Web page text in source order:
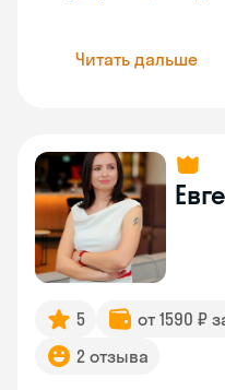
Читать дальше
5 от 1590 ₽
2 отзыва